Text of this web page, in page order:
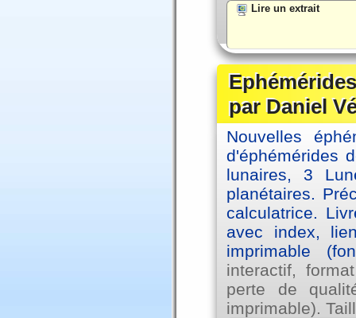
Lire un extrait
par Daniel
Nouvelles
d'éphémérides
lunaires, 3
planétaires.
calculatrice.
avec index,
imprimable
interactif,
perte de
imprimable).